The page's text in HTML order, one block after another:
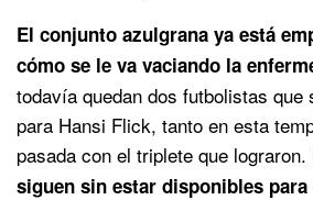
El conjunto azulgrana ya está
cómo se le va vaciando la
todavía quedan dos futbolistas
para Hansi Flick, tanto en esta
pasada con el triplete que lograron.
siguen sin estar disponibles